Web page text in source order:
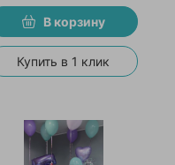
В корзину
Купить в 1 клик